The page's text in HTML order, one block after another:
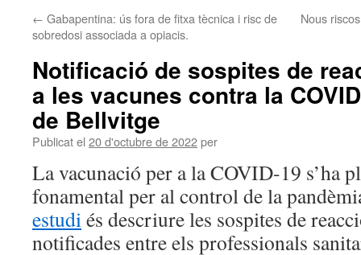
← Gabapentina: ús fora de fitxa tècnica i risc de
sobredosi associada a opiacis.
Nous
Notificació de sospites de
a les vacunes contra la
de Bellvitge
Publicat el 20 d'octubre de 2022per
La vacunació per a la COVID-19 s’ha
fonamental per al control de la
estudiés descriure les sospites de
notificades entre els professionals